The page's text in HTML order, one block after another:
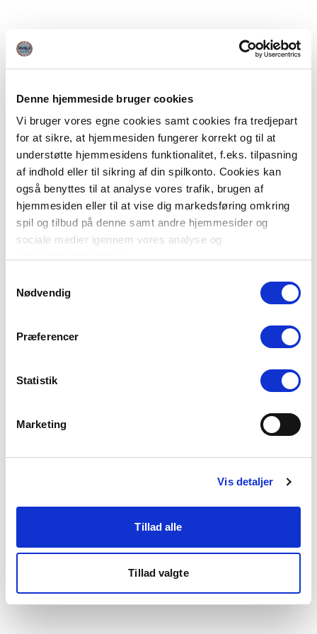
Denne hjemmeside bruger cookies
Vi bruger vores egne cookies samt cookies fra tredjepart
for at sikre, at hjemmesiden fungerer korrekt og til at
understøtte hjemmesidens funktionalitet, f.eks. tilpasning
af indhold eller til sikring af din spilkonto. Cookies kan
også benyttes til at analyse vores trafik, brugen af
hjemmesiden eller til at vise dig markedsføring omkring
spil og tilbud på denne samt andre hjemmesider og
sociale medier igennem vores analyse og
Du kan læse mere om vores brug af cookies under
"Detaljer" eller ved at klikke videre til vores Cookiepolitik,
Nødvendig
Præferencer
Statistik
Marketing
Vis detaljer
Tillad alle
Tillad valgte